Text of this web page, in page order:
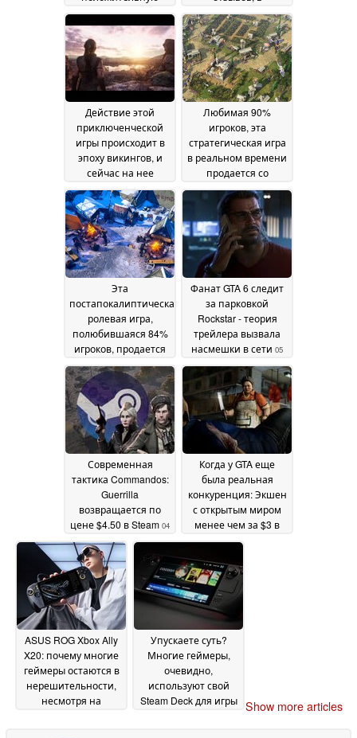
оценку 72% игроков,
продается в Steam со
скидкой 80%
10 June
2026
настоящее время
продается со
скидкой 50% в Steam
09 June 2026
Действие этой
приключенческой
игры происходит в
эпоху викингов, и
сейчас на нее
действует 75%
скидка в Steam08 June
2026
Любимая 90%
игроков, эта
стратегическая игра
в реальном времени
продается со
скидкой 50% в Steam
07 June 2026
Эта
постапокалиптическая
ролевая игра,
полюбившаяся 84%
игроков, продается
со скидкой 70% в
Steam
06 June 2026
Фанат GTA 6 следит
за парковкой
Rockstar - теория
трейлера вызвала
насмешки в сети 05
June 2026
Современная
тактика Commandos:
Guerrilla
возвращается по
цене $4.50 в Steam 04
June 2026
Когда у GTA еще
была реальная
конкуренция: Экшен
с открытым миром
менее чем за $3 в
Steam04 June 2026
ASUS ROG Xbox Ally
X20: почему многие
геймеры остаются в
нерешительности,
несмотря на
Упускаете суть?
Многие геймеры,
очевидно,
используют свой
Steam Deck для игры
Show more articles